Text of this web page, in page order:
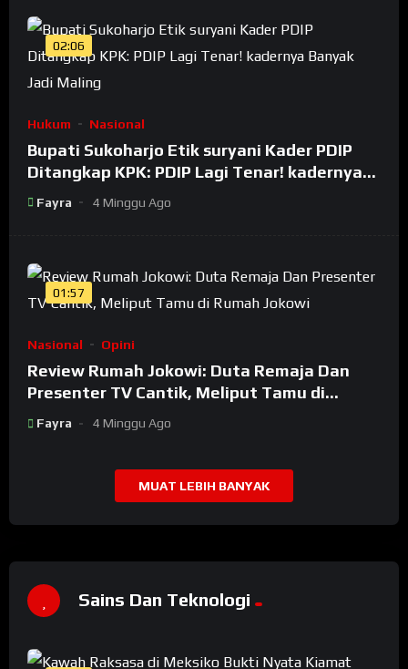
02:06
Hukum Nasional
Bupati Sukoharjo Etik suryani Kader PDIP
Ditangkap KPK: PDIP Lagi Tenar! kadernya
Banyak Jadi Maling
Fayra 4 Minggu Ago
01:57
Nasional Opini
Review Rumah Jokowi: Duta Remaja Dan
Presenter TV Cantik, Meliput Tamu di
Fayra 4 Minggu Ago
MUAT LEBIH BANYAK
Sains Dan Teknologi